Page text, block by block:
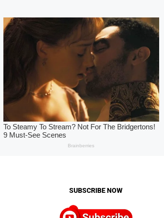
SUBSCRIBE NOW